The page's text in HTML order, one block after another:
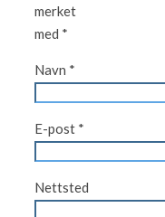
merket
med *
Navn *
E-post *
Nettsted